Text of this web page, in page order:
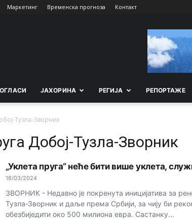
Маркетинг Временска прогноза Контакт
ОГЛАСИ ЈАХОРИНА РEГИЈА РEПОРТАЖE
Тузла-Зворник
Добој-Тузла-Зворник
„Уклета пруга“ неће бити више уклета,
16/03/2024
ЗВОРНИК - Недавно је покренута иницијатива за
Тузла-Зворник и даље према Србији, за чију би
обезбиједити око 500 милиона евра. Састанку...